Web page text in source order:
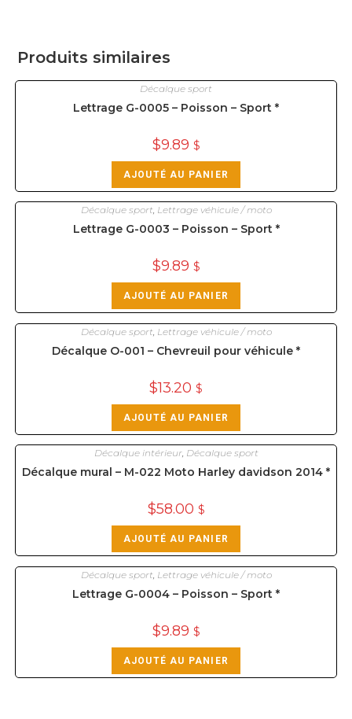
Produits similaires
Décalque sport
Lettrage G-0005 – Poisson – Sport *
$9.89 $
AJOUTÉ AU PANIER
Décalque sport, Lettrage véhicule / moto
Lettrage G-0003 – Poisson – Sport *
$9.89 $
AJOUTÉ AU PANIER
Décalque sport, Lettrage véhicule / moto
Décalque O-001 – Chevreuil pour véhicule *
$13.20 $
AJOUTÉ AU PANIER
Décalque intérieur, Décalque sport
Décalque mural – M-022 Moto Harley davidson 2014 *
$58.00 $
AJOUTÉ AU PANIER
Décalque sport, Lettrage véhicule / moto
Lettrage G-0004 – Poisson – Sport *
$9.89 $
AJOUTÉ AU PANIER